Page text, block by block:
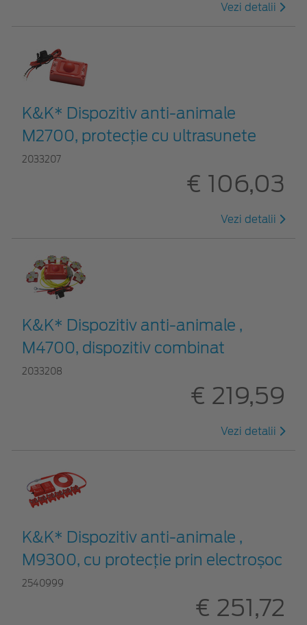
Vezi detalii
K&K* Dispozitiv anti-animale
M2700, protecție cu ultrasunete
2033207
€ 106,03
Vezi detalii
K&K* Dispozitiv anti-animale ,
M4700, dispozitiv combinat
2033208
€ 219,59
Vezi detalii
K&K* Dispozitiv anti-animale ,
M9300, cu protecție prin electroșoc
2540999
€ 251,72